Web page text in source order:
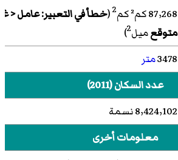
87٫268 كم² كم 2
(خطأ في التعبير: عامل <
متوقعميل2
)
3478متر
عدد السكان (2011)
8٫424٫102 نسمة
معلومات أخرى